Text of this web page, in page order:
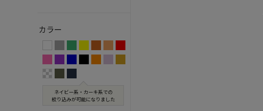
カラー
ネイビー系・カーキ系での
絞り込みが可能になりました